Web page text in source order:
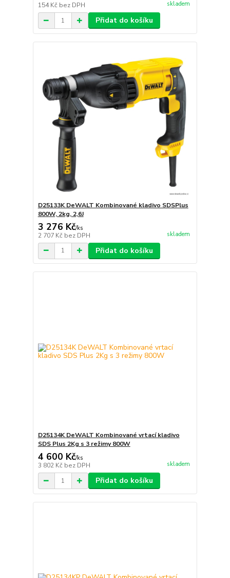
154 Kč bez DPH skladem
Přidat do košíku
D25133K DeWALT Kombinované kladivo SDSPlus
800W, 2kg, 2,6J
3 276 Kč/ks
2 707 Kč bez DPH skladem
Přidat do košíku
D25134K DeWALT Kombinované vrtací kladivo
SDS Plus 2Kg s 3 režimy 800W
4 600 Kč/ks
3 802 Kč bez DPH skladem
Přidat do košíku